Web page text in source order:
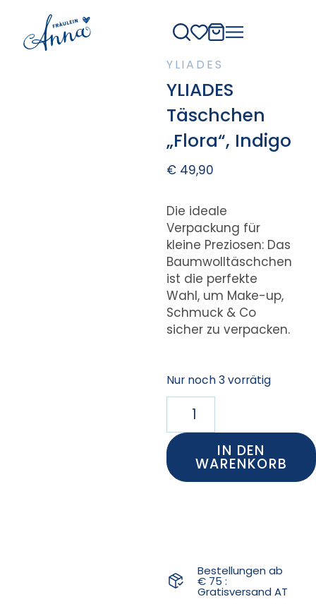
YLIADES
YLIADES
Täschchen
„Flora“, Indigo
€49,90
Die ideale
Verpackung für
kleine Preziosen: Das
Baumwolltäschchen
ist die perfekte
Wahl, um Make-up,
Schmuck & Co
sicher zu verpacken.
Nur noch 3 vorrätig
IN DEN
WARENKORB
Bestellungen ab
€ 75 :
Gratisversand AT